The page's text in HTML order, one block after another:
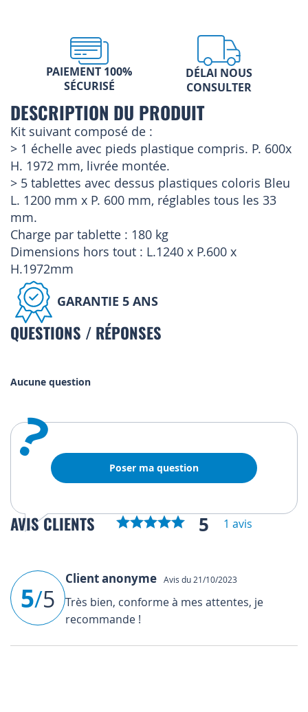
PAIEMENT 100%
SÉCURISÉ
DÉLAI NOUS
CONSULTER
DESCRIPTION DU PRODUIT
Kit suivant composé de :
> 1 échelle avec pieds plastique compris. P. 600x
H. 1972 mm, livrée montée.
> 5 tablettes avec dessus plastiques coloris Bleu
L. 1200 mm x P. 600 mm, réglables tous les 33
mm.
Charge par tablette : 180 kg
Dimensions hors tout : L.1240 x P.600 x
H.1972mm
GARANTIE 5 ANS
QUESTIONS / RÉPONSES
Aucune question
? Poser ma question
AVIS CLIENTS 5 1 avis
5/5
Client anonyme Avis du 21/10/2023
Très bien, conforme à mes attentes, je
recommande !